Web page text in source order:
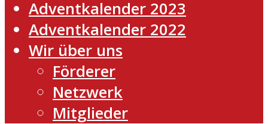
Adventkalender 2023
Adventkalender 2022
Wir über uns
Förderer
Netzwerk
Mitglieder